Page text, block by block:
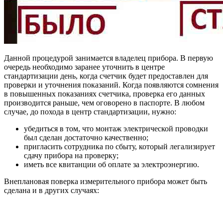
Данной процедурой занимается владелец прибора. В первую
очередь необходимо заранее уточнить в центре
стандартизации день, когда счетчик будет предоставлен для
проверки и уточнения показаний. Когда появляются сомнения
в повышенных показаниях счетчика, проверка его данных
производится раньше, чем оговорено в паспорте. В любом
случае, до похода в центр стандартизации, нужно:
убедиться в том, что монтаж электрической проводки
был сделан достаточно качественно;
пригласить сотрудника по сбыту, который легализирует
сдачу прибора на проверку;
иметь все квитанции об оплате за электроэнергию.
Внеплановая поверка измерительного прибора может быть
сделана и в других случаях: